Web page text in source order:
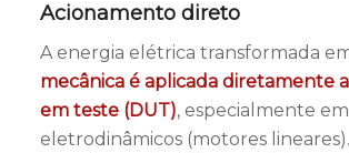
Acionamento direto
A energia elétrica transformada
mecânica é aplicada diretamente
em teste (DUT), especialmente
eletrodinâmicos (motores